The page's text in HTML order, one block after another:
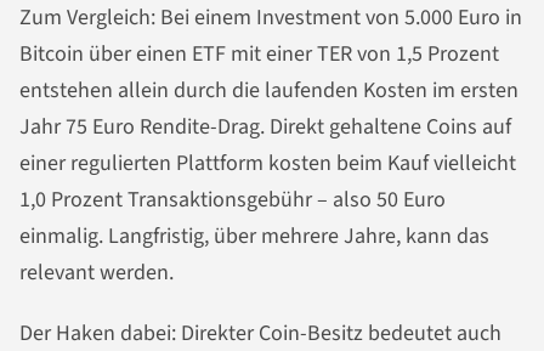
Zum Vergleich: Bei einem Investment von 5.000 Euro in
Bitcoin über einen ETF mit einer TER von 1,5 Prozent
entstehen allein durch die laufenden Kosten im ersten
Jahr 75 Euro Rendite-Drag. Direkt gehaltene Coins auf
einer regulierten Plattform kosten beim Kauf vielleicht
1,0 Prozent Transaktionsgebühr – also 50 Euro
einmalig. Langfristig, über mehrere Jahre, kann das
relevant werden.
Der Haken dabei: Direkter Coin-Besitz bedeutet auch